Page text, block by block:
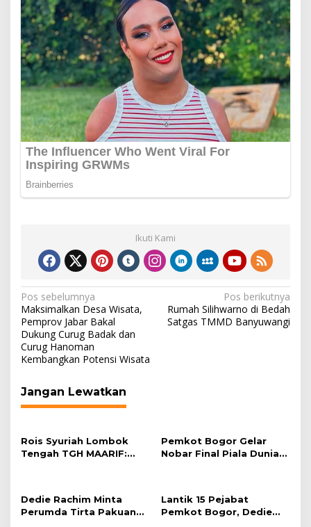
Ikuti Kami
Navigasi
pos
Pos sebelumnya
Maksimalkan Desa Wisata,
Pemprov Jabar Bakal
Dukung Curug Badak dan
Curug Hanoman
Kembangkan Potensi Wisata
Pos berikutnya
Rumah Silihwarno di Bedah
Satgas TMMD Banyuwangi
Jangan Lewatkan
Rois Syuriah Lombok
Tengah TGH MAARIF:
Pemkot Bogor Gelar
Nobar Final Piala Dunia
Dedie Rachim Minta
Perumda Tirta Pakuan
Lantik 15 Pejabat
Pemkot Bogor, Dedie